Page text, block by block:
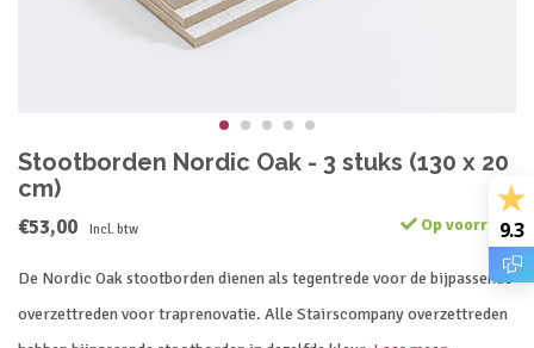
Stootborden Nordic Oak - 3 stuks (130 x 20
cm)
€53,00 Incl. btw Op voorraad
De Nordic Oak stootborden dienen als tegentrede voor de bijpassende
overzettreden voor traprenovatie. Alle Stairscompany overzettreden
9.3